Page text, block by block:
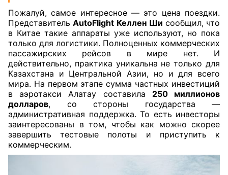
Пожалуй, самое интересное — это цена поездки.
ПредставительAutoFlight Келлен Ши сообщил, что
в Китае такие аппараты уже используют, но пока
только для логистики. Полноценных коммерческих
пассажирских рейсов в мире нет. И
действительно, практика уникальна не только для
Казахстана и Центральной Азии, но и для всего
мира. На первом этапе сумма частных инвестиций
в аэротакси Алатау составила 250 миллионов
долларов, со стороны государства —
административная поддержка. То есть инвесторы
заинтересованы в том, чтобы как можно скорее
завершить тестовые полоты и приступить к
коммерческим.